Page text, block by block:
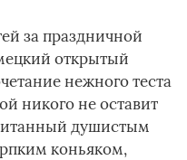
за праздничной
открытый
нежного теста
никого не оставит
душистым
коньяком,